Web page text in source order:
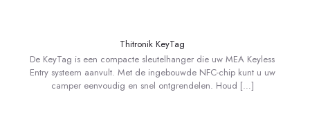
Thitronik KeyTag
De KeyTag is een compacte sleutelhanger die uw MEA Keyless
Entry systeem aanvult. Met de ingebouwde NFC-chip kunt u uw
camper eenvoudig en snel ontgrendelen. Houd […]